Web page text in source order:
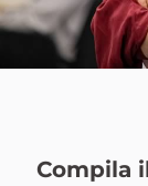
Compila